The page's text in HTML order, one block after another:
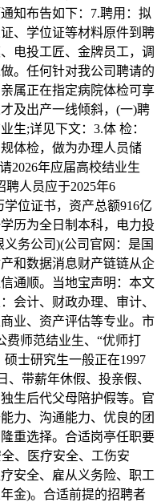
知布告如下：7.聘用：拟
、学位证等材料原件到聘
电投工匠、金牌员工，调
。任何针对我公司聘请的
属正在指定病院体检可享
及出产一线倾斜，(一)聘
生;详见下文：3.体 检：
体检，做为办理人员储
2026年应届高校结业生
聘人员应于2025年6
学位证书，资产总额916亿
历为全日制本科，电力投
务公司)(公司官网：是国
和数据消息财产链链从企
通顺。当地宝声明：本文
会计、财政办理、审计、
业、资产评估等专业。市
费师范结业生、“优师打
士研究生一般正在1997
、带薪年休假、投亲假、
生后代父母陪护假等。官
力、沟通能力、优良的团
重选择。合适岗亭任职要
、医疗安全、工伤安
安全、雇从义务险、职工
金)。合适前提的招聘者